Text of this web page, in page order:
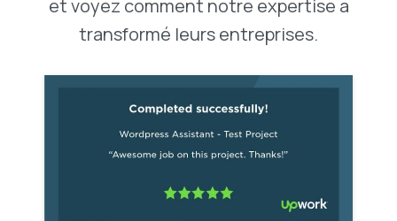
et voyez comment notre expertise a
transformé leurs entreprises.